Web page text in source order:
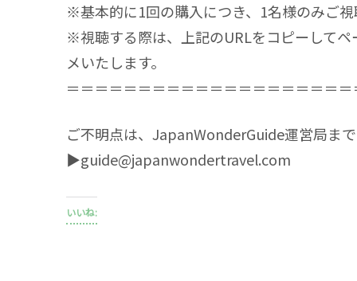
※基本的に1回の購入につき、1名様のみご
※視聴する際は、上記のURLをコピーして
メいたします。
＝＝＝＝＝＝＝＝＝＝＝＝＝＝＝＝＝＝＝
ご不明点は、JapanWonderGuide運営局ま
▶guide@japanwondertravel.com
いいね: